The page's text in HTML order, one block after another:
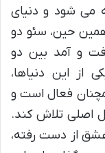
می شود و دنیای
همین حین، سئو دو
و آمد بین دو
از این دنیاها،
فعال است و
اصلی تلاش کند.
عشق از دست رفته،